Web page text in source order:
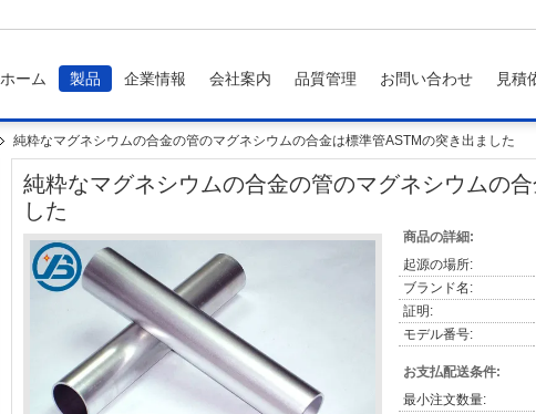
ホーム 製品 企業情報 会社案内 品質管理 お問い合わせ 見積
純粋なマグネシウムの合金の管のマグネシウムの合金は標準管ASTMの突き出ました
純粋なマグネシウムの合金の管のマグネシウムの
した
商品の詳細:
起源の場所:
ブランド名:
証明:
モデル番号:
お支払配送条件:
最小注文数量: